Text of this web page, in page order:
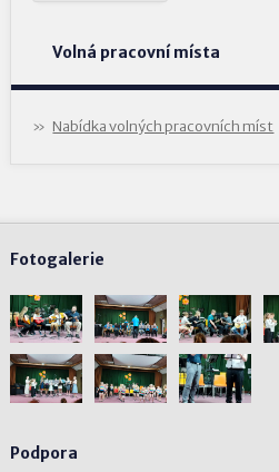
Volná pracovní místa
Nabídka volných pracovních míst
Fotogalerie
Podpora